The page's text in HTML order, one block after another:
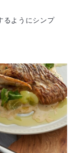
るようにシンプ